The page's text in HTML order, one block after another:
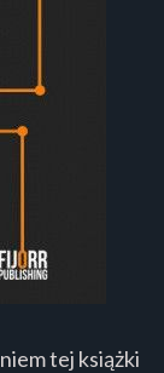
tej książki